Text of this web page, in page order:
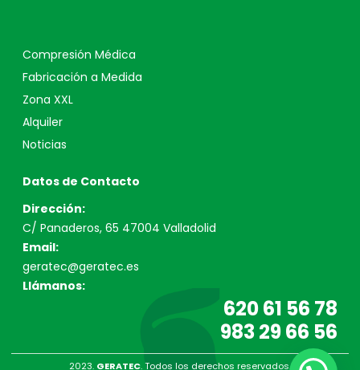
Compresión Médica
Fabricación a Medida
Zona XXL
Alquiler
Noticias
Datos de Contacto
Dirección:
C/ Panaderos, 65 47004 Valladolid
Email:
geratec@geratec.es
Llámanos:
620 61 56 78
983 29 66 56
2023. GERATEC. Todos los derechos reservados.